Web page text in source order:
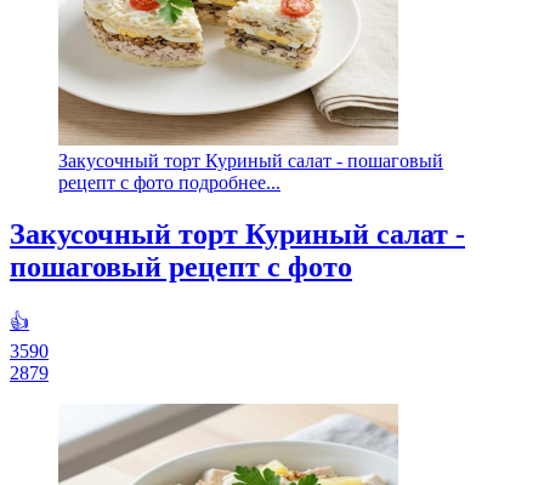
Закусочный торт Куриный салат - пошаговый
рецепт с фото подробнее...
Закусочный торт Куриный салат -
пошаговый рецепт с фото
👍
3590
2879